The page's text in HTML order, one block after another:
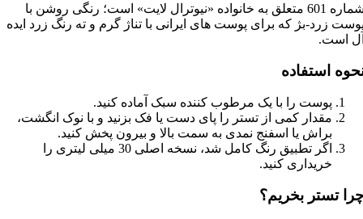
شماره 601 متعلق به خانواده «نیوترال لایت» است؛ رنگی روشن با
زرد-بژ که برای پوست های ایرانی با تناژ گرم و ته رنگ زرد ایده
است.
استفاده
پوست را با یک مرطوب کننده سبک آماده کنید.
مقدار کمی از تستر را پای دست یا فک بزنید و با نوک انگشت،
براش یا اسفنج نمدی به سمت بالا و بیرون پخش کنید.
اگر تطبیق رنگ کامل شد، نسخه اصلی 30 میلی لیتری را
خریداری کنید.
تستر بخریم؟